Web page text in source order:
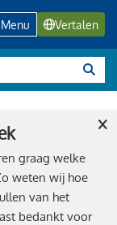
Menu Vertalen
graag welke
weten wij hoe
van het
bedankt voor
×